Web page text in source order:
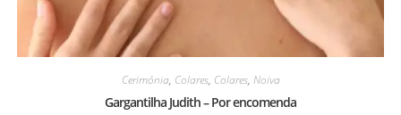
Cerimónia, Colares, Colares, Noiva
Gargantilha Judith – Por encomenda